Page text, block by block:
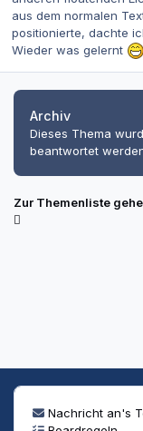
aus dem normalen
positionierte, dachte
Wieder was gelernt
Archiv
Dieses Thema
beantwortet
Zur Themenliste
Nachricht an's